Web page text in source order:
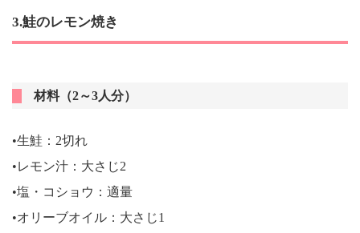
3.鮭のレモン焼き
材料（2～3人分）
•生鮭：2切れ
•レモン汁：大さじ2
•塩・コショウ：適量
•オリーブオイル：大さじ1